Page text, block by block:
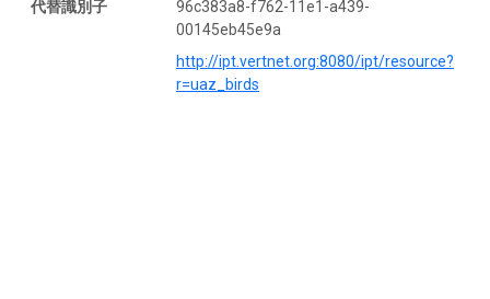
代替識別子
96c383a8-f762-11e1-a439-
00145eb45e9a
http://ipt.vertnet.org:8080/ipt/resource?
r=uaz_birds